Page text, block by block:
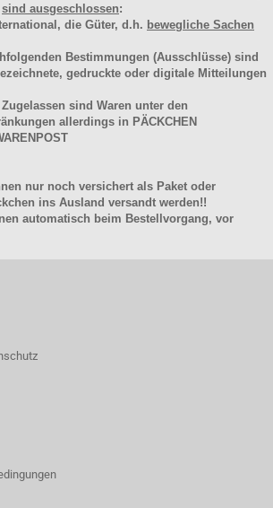
sind ausgeschlossen:
die Güter, d.h. bewegliche Sachen
Bestimmungen (Ausschlüsse) sind
gedruckte oder digitale Mitteilungen
sind Waren unter den
allerdings in PÄCKCHEN
nur noch versichert als Paket oder
ins Ausland versandt werden!!
automatisch beim Bestellvorgang, vor